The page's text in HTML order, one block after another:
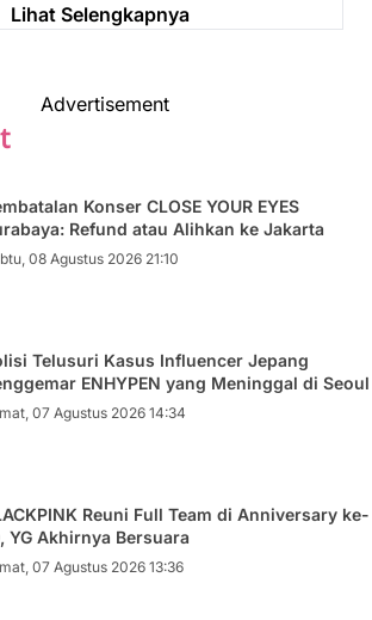
Lihat Selengkapnya
Advertisement
Konser CLOSE YOUR EYES
Refund atau Alihkan ke Jakarta
08 Agustus 2026 21:10
Telusuri Kasus Influencer Jepang
ENHYPEN yang Meninggal di Seoul
07 Agustus 2026 14:34
Reuni Full Team di Anniversary ke-
YG Akhirnya Bersuara
07 Agustus 2026 13:36